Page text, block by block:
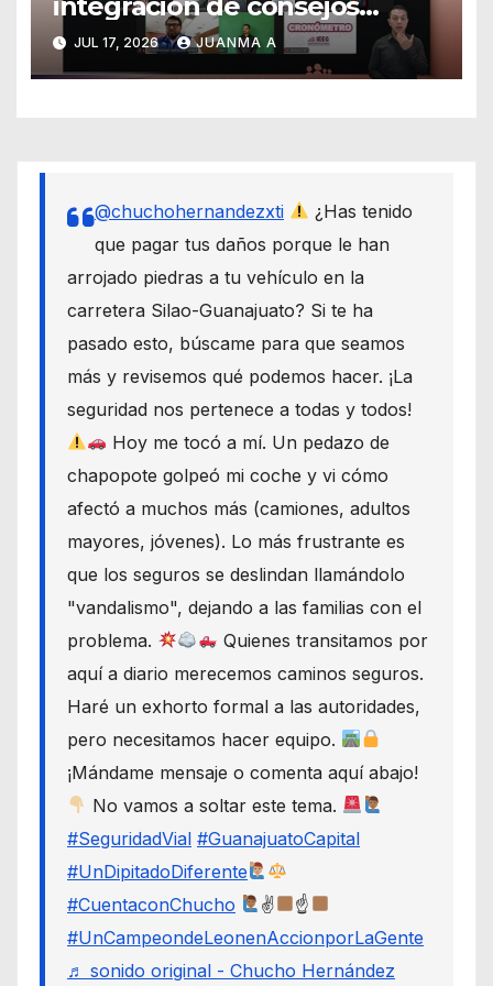
distritales y municipales
JUL 17, 2026 JUANMA A
@chuchohernandezxti
¿Has tenido
que pagar tus daños porque le han
arrojado piedras a tu vehículo en la
carretera Silao-Guanajuato? Si te ha
pasado esto, búscame para que seamos
más y revisemos qué podemos hacer. ¡La
seguridad nos pertenece a todas y todos!
Hoy me tocó a mí. Un pedazo de
chapopote golpeó mi coche y vi cómo
afectó a muchos más (camiones, adultos
mayores, jóvenes). Lo más frustrante es
que los seguros se deslindan llamándolo
"vandalismo", dejando a las familias con el
problema.
Quienes transitamos por
aquí a diario merecemos caminos seguros.
Haré un exhorto formal a las autoridades,
pero necesitamos hacer equipo.
¡Mándame mensaje o comenta aquí abajo!
No vamos a soltar este tema.
#SeguridadVial #GuanajuatoCapital
#UnDipitadoDiferente
#CuentaconChucho
✌
☝
#UnCampeondeLeonenAccionporLaGente
♬ sonido original - Chucho Hernández